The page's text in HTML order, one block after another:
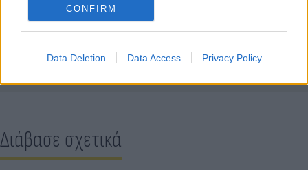
CONFIRM
Data Deletion Data Access Privacy Policy
Κάνε κλικ και δες περισσότερο
Διάβασε σχετικά